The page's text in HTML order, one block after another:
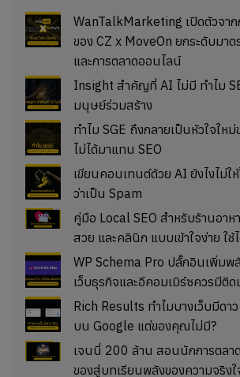
WanTalkMarketing เปิดตัวจา
ของ CZ x MoveOn ยกระดับมาต
และการตลาดออนไลน์
Insight สำคัญที่ AI ไม่มี ทำไม
มนุษย์ร่วมสร้าง
ทำไม SGE ถึงกลายเป็นหัวใจให
ไม่ได้มาแทน SEO
เขียนคอนเทนต์ด้วย AI ยังไงไม่ใ
ว่าเป็น Spam
คู่มือ Local SEO สำหรับร้านอาห
สวย และคลินิก แบบเข้าใจง่าย ใช้
WP Schema Pro ปลั๊กอินเพิ่มพลั
เว็บธุรกิจและอีคอมเมิร์ซควรมีติด
Rich Results ทำไมบางเว็บมีดา
บน Google แต่ของคุณไม่มี?
เจนนี่ 200 ล้าน สอนนักการตลาด
ของสู่บทเรียนพลังของความจริง